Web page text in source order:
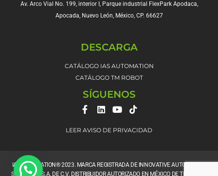
Av. Arco Vial No. 199, interior I, Parque industrial FlexPark Apodaca,
Apocada, Nuevo León, México, CP. 66627
DESCARGA
CATÁLOGO IAS AUTOMATION
CATÁLOGO TM ROBOT
SÍGUENOS
F
a
c
e
o
k
L
n
k
i
n
Y
u
t
e
T
k
t
LEER AVISO DE PRIVACIDAD
IAS AUTOMATION® 2023. MARCA REGISTRADA DE INNOVATIVE AUTOMATION
SOLUTIONS S.A. DE C.V. DISTRIBUIDOR AUTORIZADO EN MÉXICO DE TECHMAN